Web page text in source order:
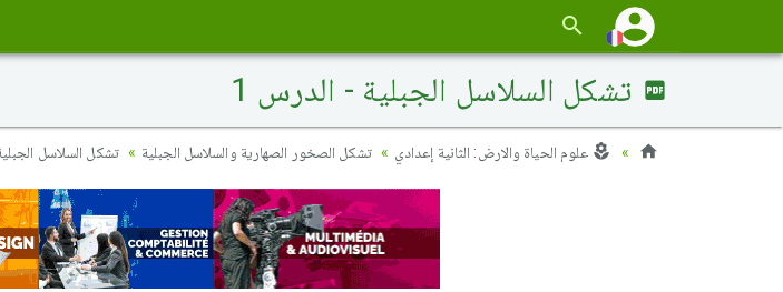
تشكل السلاسل الجبلية - الدرس 1
علوم الحياة والارض: الثانية إعدادي تشكل الصخور الصهارية والسلاسل الجبلية تشكل السلاسل